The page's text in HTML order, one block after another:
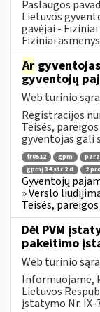
Paslaugos
Lietuvos
gavėjai -
Fiziniai
Ar
gyventojų
Web turinio
Registracijos
Teisės, pareigos
gyventojas gali
fr0512 gpm
gpmį 34 str 2 d
2
Gyventojų
» Verslo
Teisės,
Dėl PVM
pakeitimo
Web turinio
Informuojame,
Lietuvos
įstatymo Nr.